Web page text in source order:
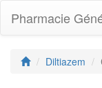
Pharmacie
Diltiazem